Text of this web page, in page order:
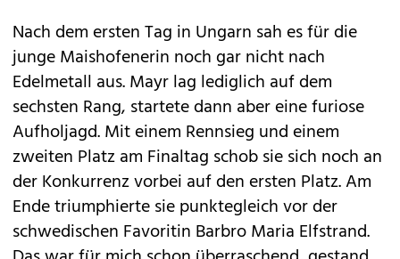
Nach dem ersten Tag in Ungarn sah es für die
junge Maishofenerin noch gar nicht nach
Edelmetall aus. Mayr lag lediglich auf dem
sechsten Rang, startete dann aber eine furiose
Aufholjagd. Mit einem Rennsieg und einem
zweiten Platz am Finaltag schob sie sich noch an
der Konkurrenz vorbei auf den ersten Platz. Am
Ende triumphierte sie punktegleich vor der
schwedischen Favoritin Barbro Maria Elfstrand.